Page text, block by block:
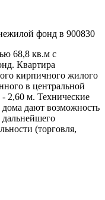
фонд в 900830
68,8 кв.м с
Квартира
кирпичного жилого
в центральной
- 2,60 м. Технические
дома дают возможность
(торговля,